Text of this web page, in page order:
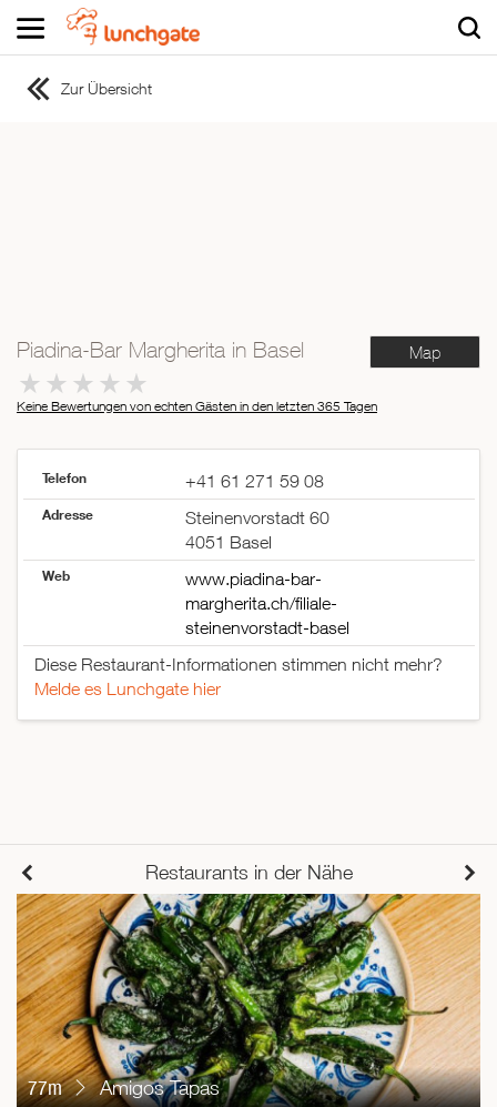
ZUR STARTSEITE
Mexikanisch
Spanisch
Zur Übersicht
Map
Piadina-Bar Margherita in Basel
Keine Bewertungen von echten Gästen in den letzten 365 Tagen
Telefon +41 61 271 59 08
Adresse
Steinenvorstadt 60
4051 Basel
Web
www.piadina-bar-
margherita.ch/filiale-
steinenvorstadt-basel
Diese Restaurant-Informationen stimmen nicht mehr?
Melde es Lunchgate hier
Restaurants in der Nähe
77m Amigos Tapas